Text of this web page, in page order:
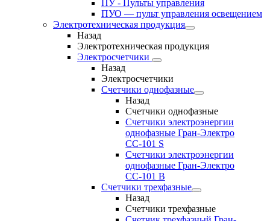
ПУ - Пульты управления
ПУО — пульт управления освещением
Электротехническая продукция
Назад
Электротехническая продукция
Электросчетчики
Назад
Электросчетчики
Счетчики однофазные
Назад
Счетчики однофазные
Счетчики электроэнергии
однофазные Гран-Электро
СС-101 S
Счетчики электроэнергии
однофазные Гран-Электро
СС-101 B
Счетчики трехфазные
Назад
Счетчики трехфазные